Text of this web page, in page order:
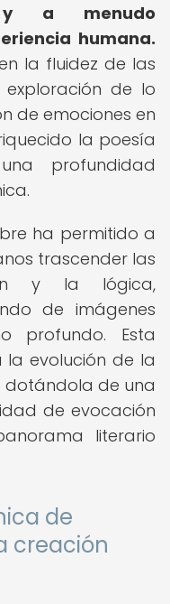
y a menudo
humana.
la fluidez de las
de lo
de emociones en
la poesía
profundidad
ha permitido a
trascender las
y la lógica,
de imágenes
profundo. Esta
evolución de la
dotándola de una
de evocación
literario
de
creación